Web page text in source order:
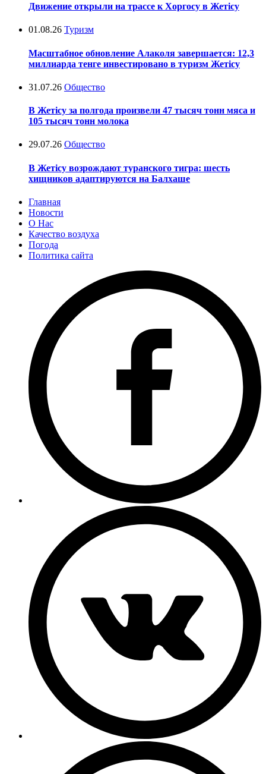
Движение открыли на трассе к Хоргосу в Жетісу
01.08.26 Туризм
Масштабное обновление Алаколя завершается: 12,3
миллиарда тенге инвестировано в туризм Жетісу
31.07.26 Общество
В Жетісу за полгода произвели 47 тысяч тонн мяса и
105 тысяч тонн молока
29.07.26 Общество
В Жетісу возрождают туранского тигра: шесть
хищников адаптируются на Балхаше
Главная
Новости
О Нас
Качество воздуха
Погода
Политика сайта